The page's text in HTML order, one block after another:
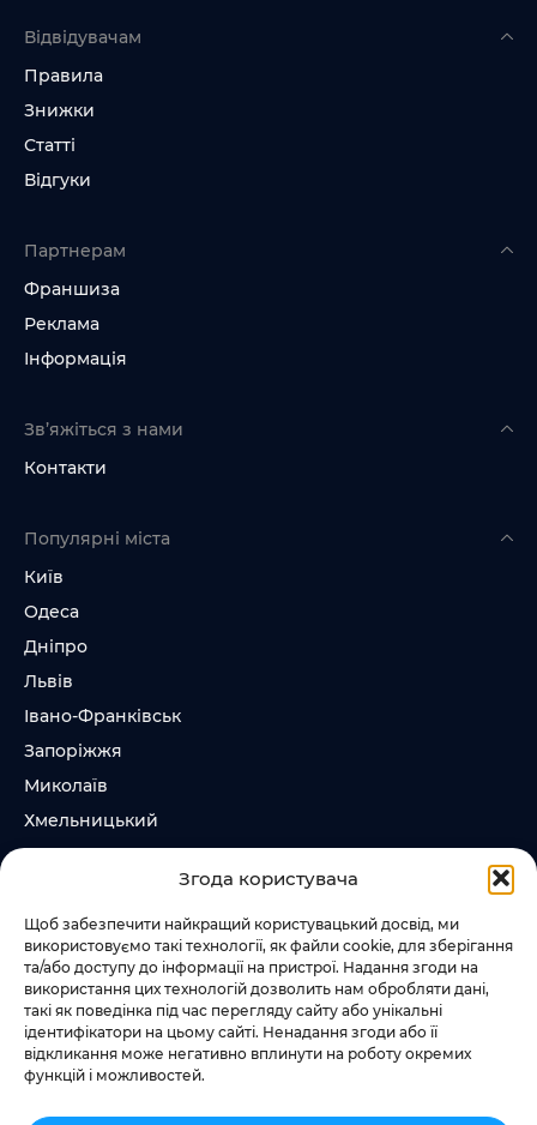
Згода користувача
Щоб забезпечити найкращий користувацький досвід, ми
використовуємо такі технології, як файли cookie, для зберігання
та/або доступу до інформації на пристрої. Надання згоди на
використання цих технологій дозволить нам обробляти дані,
такі як поведінка під час перегляду сайту або унікальні
ідентифікатори на цьому сайті. Ненадання згоди або її
відкликання може негативно вплинути на роботу окремих
функцій і можливостей.
Відвідувачам
Правила
Знижки
Статті
Відгуки
Партнерам
Франшиза
Реклама
Інформація
Зв’яжіться з нами
Контакти
Популярні міста
Київ
Одеса
Дніпро
Львів
Івано-Франківськ
Запоріжжя
Миколаїв
Хмельницький
Суми
Слідкувати за нами
+38 073 185 81 11
+38 067 457 86 44